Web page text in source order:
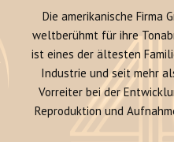
Die amerikanische Firma
weltberühmt für ihre
ist eines der ältesten
Industrie und seit mehr
Vorreiter bei der
Reproduktion und